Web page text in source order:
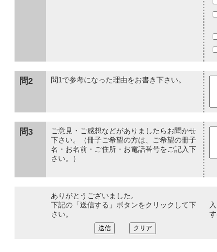
問2 問1で参考になった理由をお書き下さい。
問3
ご意見・ご感想などがありましたらお聞かせ
下さい。（冊子ご希望の方は、ご希望の冊子
名・お名前・ご住所・お電話番号をご記入下
さい。）
ありがとうございました。
下記の「送信する」ボタンをクリックして下
さい。